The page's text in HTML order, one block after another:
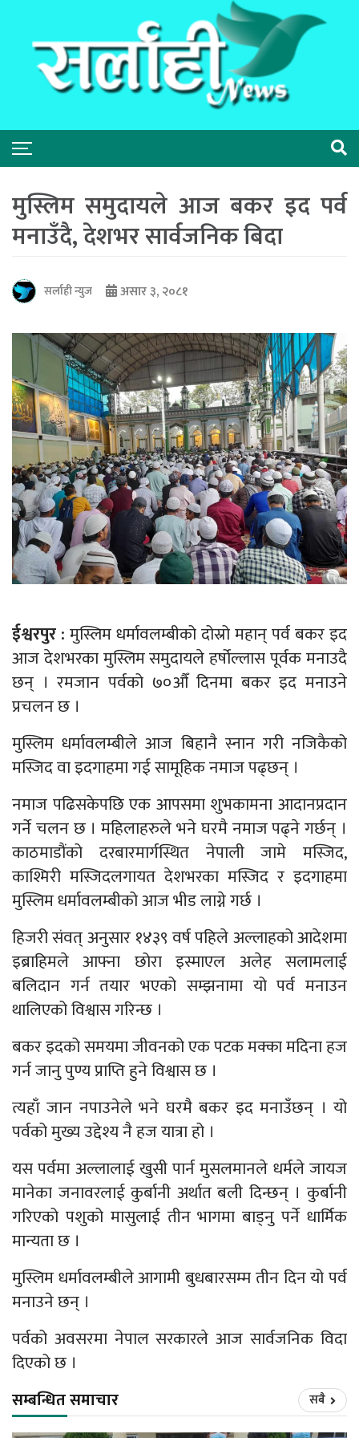
मुस्लिम समुदायले आज बकर इद पर्व
मनाउँदै, देशभर सार्वजनिक बिदा
सर्लाही न्युज असार ३, २०८१
ईश्वरपुर : मुस्लिम धर्मावलम्बीको दोस्रो महान् पर्व बकर इद
आज देशभरका मुस्लिम समुदायले हर्षोल्लास पूर्वक मनाउदै
छन् । रमजान पर्वको ७०औँ दिनमा बकर इद मनाउने
प्रचलन छ ।
मुस्लिम धर्मावलम्बीले आज बिहानै स्नान गरी नजिकैको
मस्जिद वा इदगाहमा गई सामूहिक नमाज पढ्छन् ।
नमाज पढिसकेपछि एक आपसमा शुभकामना आदानप्रदान
गर्ने चलन छ । महिलाहरुले भने घरमै नमाज पढ्ने गर्छन् ।
काठमाडौंको दरबारमार्गस्थित नेपाली जामे मस्जिद,
काश्मिरी मस्जिदलगायत देशभरका मस्जिद र इदगाहमा
मुस्लिम धर्मावलम्बीको आज भीड लाग्ने गर्छ ।
हिजरी संवत् अनुसार १४३९ वर्ष पहिले अल्लाहको आदेशमा
इब्राहिमले आफ्ना छोरा इस्माएल अलेह सलामलाई
बलिदान गर्न तयार भएको सम्झनामा यो पर्व मनाउन
थालिएको विश्वास गरिन्छ ।
बकर इदको समयमा जीवनको एक पटक मक्का मदिना हज
गर्न जानु पुण्य प्राप्ति हुने विश्वास छ ।
त्यहाँ जान नपाउनेले भने घरमै बकर इद मनाउँछन् । यो
पर्वको मुख्य उद्देश्य नै हज यात्रा हो ।
यस पर्वमा अल्लालाई खुसी पार्न मुसलमानले धर्मले जायज
मानेका जनावरलाई कुर्बानी अर्थात बली दिन्छन् । कुर्बानी
गरिएको पशुको मासुलाई तीन भागमा बाड्नु पर्ने धार्मिक
मान्यता छ ।
मुस्लिम धर्मावलम्बीले आगामी बुधबारसम्म तीन दिन यो पर्व
मनाउने छन् ।
पर्वको अवसरमा नेपाल सरकारले आज सार्वजनिक विदा
दिएको छ ।
सम्बन्धित समाचार सबै